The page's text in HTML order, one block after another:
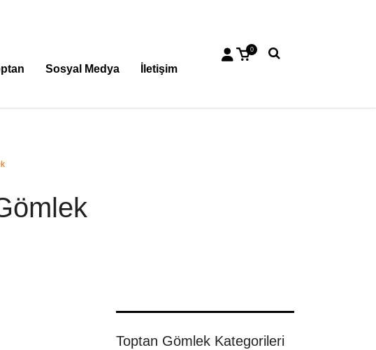
Sosyal Medya İletişim
0
Toptan Gömlek Kategorileri